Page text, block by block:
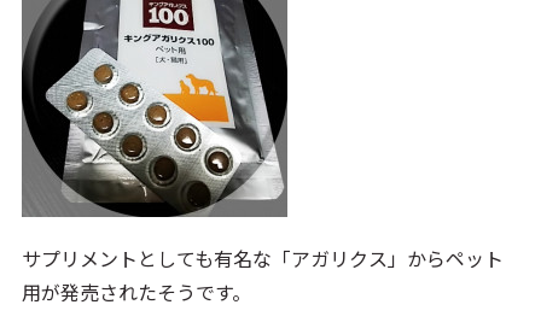
サプリメントとしても有名な「アガリクス」からペット
用が発売されたそうです。